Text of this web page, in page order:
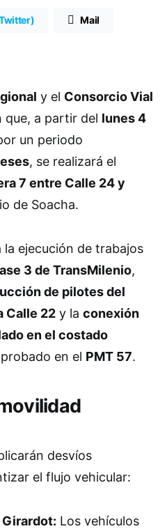
Mail
y el Consorcio Vial
que, a partir del lunes 4
un periodo
, se realizará el
7 entre Calle 24 y
de Soacha.
ejecución de trabajos
3 de TransMilenio,
de pilotes del
Calle 22 y la conexión
en el costado
en el PMT 57.
desvíos
el flujo vehicular:
Girardot: Los vehículos